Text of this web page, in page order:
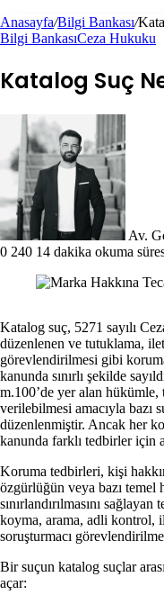
Anasayfa/Bilgi Bankası/
Bilgi BankasıCeza Hukuku
Katalog Suç
Av.
0 240 14 dakika okuma
Katalog suç, 5271 sayılı
düzenlenen ve tutuklama,
görevlendirilmesi gibi
kanunda sınırlı şekilde
m.100’de yer alan hükümle,
verilebilmesi amacıyla bazı
düzenlenmiştir. Ancak her
kanunda farklı tedbirler için
Koruma tedbirleri, kişi
özgürlüğün veya bazı temel
sınırlandırılmasını
koyma, arama, adli kontrol,
soruşturmacı
Bir suçun katalog suçlar
açar: